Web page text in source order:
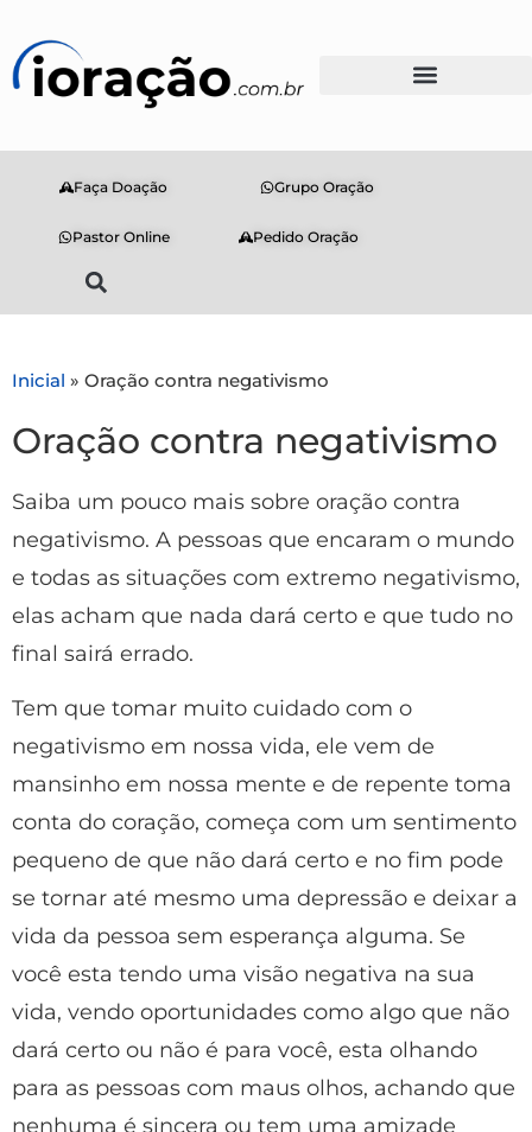
Faça Doação Grupo Oração
Pastor Online Pedido Oração
Inicial » Oração contra negativismo
Oração contra negativismo
Saiba um pouco mais sobre oração contra
negativismo. A pessoas que encaram o mundo
e todas as situações com extremo negativismo,
elas acham que nada dará certo e que tudo no
final sairá errado.
Tem que tomar muito cuidado com o
negativismo em nossa vida, ele vem de
mansinho em nossa mente e de repente toma
conta do coração, começa com um sentimento
pequeno de que não dará certo e no fim pode
se tornar até mesmo uma depressão e deixar a
vida da pessoa sem esperança alguma. Se
você esta tendo uma visão negativa na sua
vida, vendo oportunidades como algo que não
dará certo ou não é para você, esta olhando
para as pessoas com maus olhos, achando que
nenhuma é sincera ou tem uma amizade